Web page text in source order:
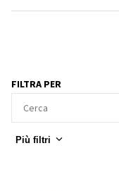
FILTRA PER
Più filtri